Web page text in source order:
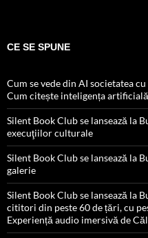
CE SE SPUNE
Cum se vede din AI societatea
Cum citește inteligența
Silent Book Club se lansează la
execuţiilor culturale
Silent Book Club se lansează la
galerie
Silent Book Club se lansează la
cititori din peste 60 de țări, cu
Experiență audio imersivă de